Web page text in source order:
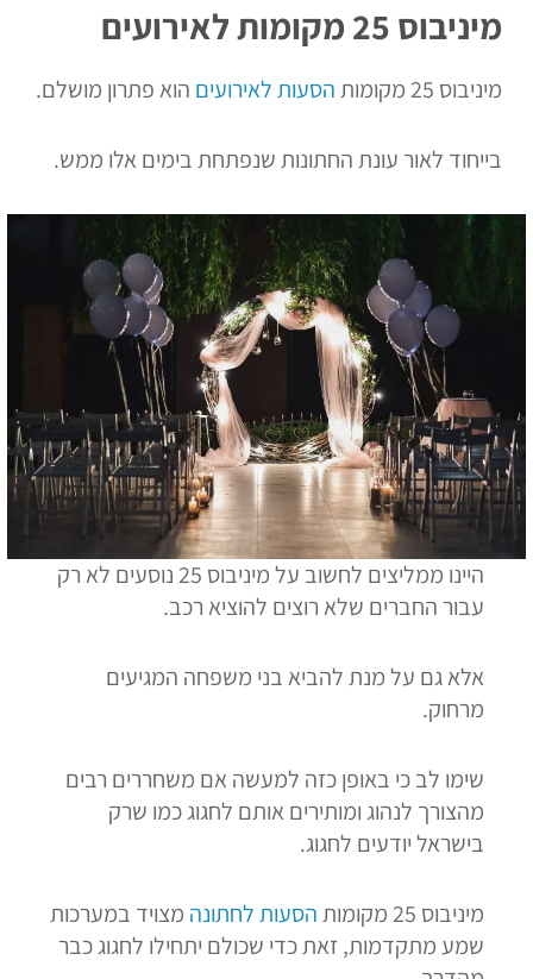
מיניבוס 25 מקומות לאירועים
מיניבוס 25 מקומות הסעות לאירועים הוא פתרון מושלם.
בייחוד לאור עונת החתונות שנפתחת בימים אלו ממש.
היינו ממליצים לחשוב על מיניבוס 25 נוסעים לא רק
עבור החברים שלא רוצים להוציא רכב.
אלא גם על מנת להביא בני משפחה המגיעים
מרחוק.
שימו לב כי באופן כזה למעשה אם משחררים רבים
מהצורך לנהוג ומותירים אותם לחגוג כמו שרק
בישראל יודעים לחגוג.
מיניבוס 25 מקומות הסעות לחתונה מצויד במערכות
שמע מתקדמות, זאת כדי שכולם יתחילו לחגוג כבר